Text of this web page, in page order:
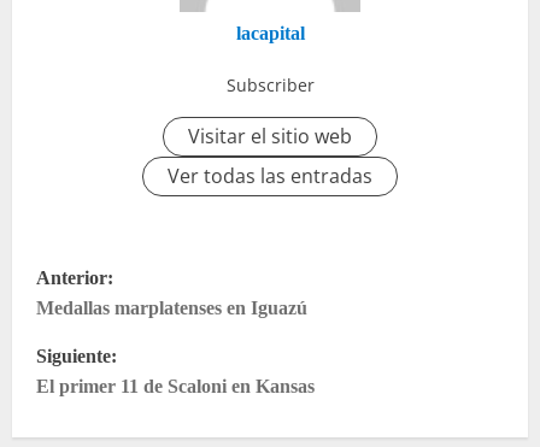
lacapital
Subscriber
Visitar el sitio web
Ver todas las entradas
Anterior:
Medallas marplatenses en Iguazú
Siguiente:
El primer 11 de Scaloni en Kansas